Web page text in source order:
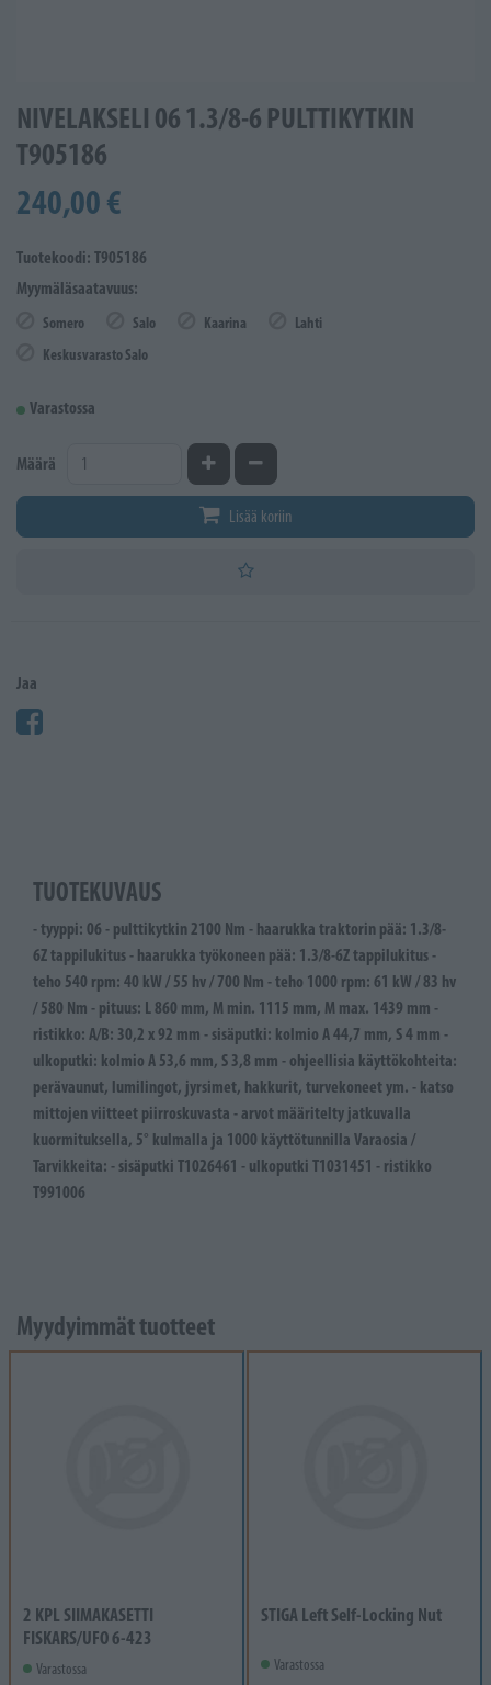
NIVELAKSELI 06 1.3/8-6 PULTTIKYTKIN
T905186
240,00 €
Tuotekoodi: T905186
Myymäläsaatavuus:
Somero Salo Kaarina
Lahti
Keskusvarasto Salo
Varastossa
Määrä Kasvata määrääVähennä määrää
Lisää koriin
Jaa
TUOTEKUVAUS
- tyyppi: 06 - pulttikytkin 2100 Nm - haarukka traktorin pää: 1.3/8-
6Z tappilukitus - haarukka työkoneen pää: 1.3/8-6Z tappilukitus -
teho 540 rpm: 40 kW / 55 hv / 700 Nm - teho 1000 rpm: 61 kW / 83 hv
/ 580 Nm - pituus: L 860 mm, M min. 1115 mm, M max. 1439 mm -
ristikko: A/B: 30,2 x 92 mm - sisäputki: kolmio A 44,7 mm, S 4 mm -
ulkoputki: kolmio A 53,6 mm, S 3,8 mm - ohjeellisia käyttökohteita:
perävaunut, lumilingot, jyrsimet, hakkurit, turvekoneet ym. - katso
mittojen viitteet piirroskuvasta - arvot määritelty jatkuvalla
kuormituksella, 5° kulmalla ja 1000 käyttötunnilla Varaosia /
Tarvikkeita: - sisäputki T1026461 - ulkoputki T1031451 - ristikko
T991006
Myydyimmät tuotteet
2 KPL SIIMAKASETTI
FISKARS/UFO 6-423
Varastossa
STIGA Left Self-Locking Nut
Varastossa